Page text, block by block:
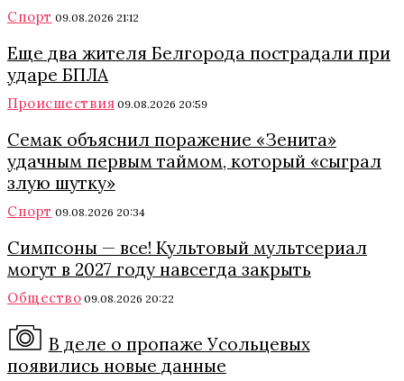
Спорт 09.08.2026 21:12
Еще два жителя Белгорода пострадали при
ударе БПЛА
Происшествия 09.08.2026 20:59
Семак объяснил поражение «Зенита»
удачным первым таймом, который «сыграл
злую шутку»
Спорт 09.08.2026 20:34
Симпсоны — все! Культовый мультсериал
могут в 2027 году навсегда закрыть
Общество 09.08.2026 20:22
В деле о пропаже Усольцевых
появились новые данные